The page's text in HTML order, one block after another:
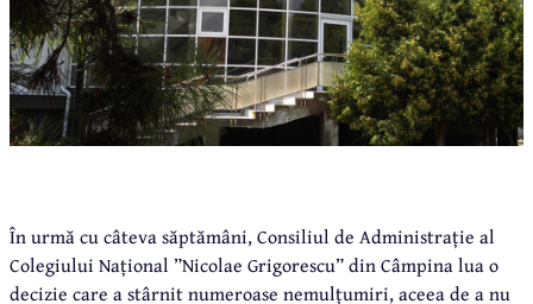
În urmă cu câteva săptămâni, Consiliul de Administrație al
Colegiului Național ”Nicolae Grigorescu” din Câmpina lua o
decizie care a stârnit numeroase nemulțumiri, aceea de a nu